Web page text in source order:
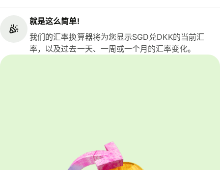
就是这么简单!
我们的汇率换算器将为您显示SGD兑DKK的当前汇
率，以及过去一天、一周或一个月的汇率变化。